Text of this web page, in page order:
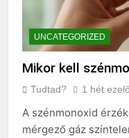
UNCATEGORIZED
Mikor kell
Tudtad? 1 hét
A szénmonoxid
mérgező gáz